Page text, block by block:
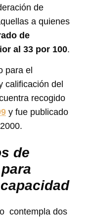
de
a quienes
de
al 33 por 100.
para el
calificación del
recogido
y fue publicado
de
contempla dos